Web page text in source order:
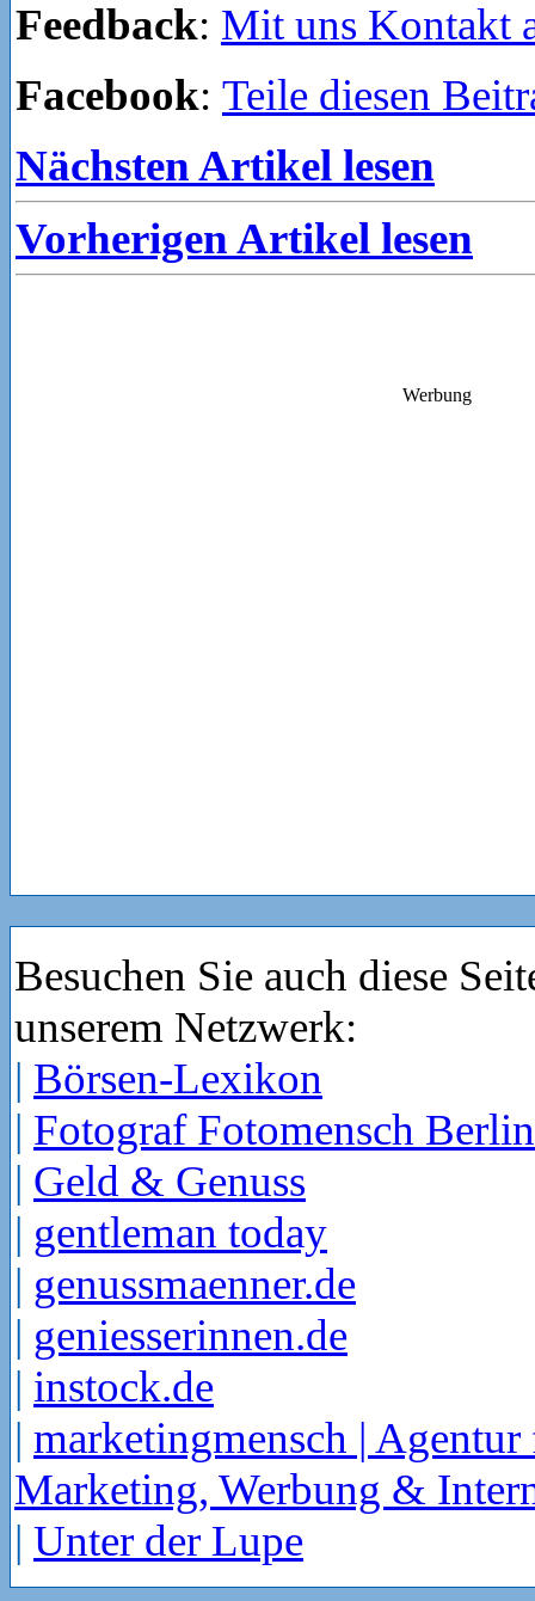
Feedback: Mit uns Kontakt
Facebook: Teile diesen
Nächsten Artikel lesen
Vorherigen Artikel lesen
Werbung
Besuchen Sie auch diese
unserem Netzwerk:
| Börsen-Lexikon
| Fotograf Fotomensch Berlin
| Geld & Genuss
| gentleman today
| genussmaenner.de
| geniesserinnen.de
| instock.de
| marketingmensch | Agentur
Marketing, Werbung &
| Unter der Lupe